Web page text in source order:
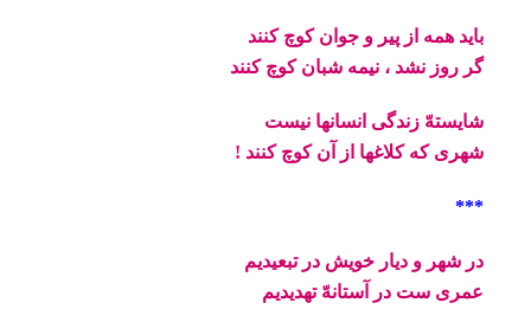
باید همه از پیر و جوان کوچ کنند
گر روز نشد ، نیمه شبان کوچ کنند
شایستهّ زندگی انسانها نیست
شهری که کلاغها از آن کوچ کنند !
***
در شهر و دیار خویش در تبعیدیم
عمری ست در آستانهّ تهدیدیم